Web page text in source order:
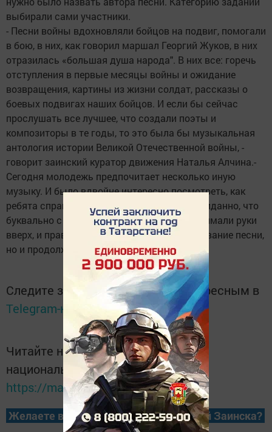
выбирали сами участники.
- Песни войны вдохновляли бойцов на подвиг, помогали
в бою, в них, как говорил маршал Георгий Жуков, в них
отразилась «большая душа народа". В них все: горечь
отступления в первые месяцы войны и ожидание
возвращения, картины из жизни солдат, рассказы о
боевых подвигах наших бойцов. И если бы сейчас
прослушать все лучшее, что создали поэты и
композиторы в те годы, то это была бы музыкальная
антология истории Великой Отечественной войны, -
говорит заинский куратор движения Наталья Алчина.-
Сегодня молодежь предпочитает несколько иную
музыку. И было вдвойне интересно посмотреть, как
ребята справятся с заданиями. Было неожиданно, что
буквально с первых аккордов, ребята поднимали руки
вверх, и правильно называли не только название песни,
но и продолжали строки из песен.
Следите за самым важным и интересным в
Telegram-каналеТатмедиа
Читайте новости Татарстана в
национальном мессенджере MАХ:
https://max.ru/tatmedia
Желаете всегда быть в курсе новостей Заинска?